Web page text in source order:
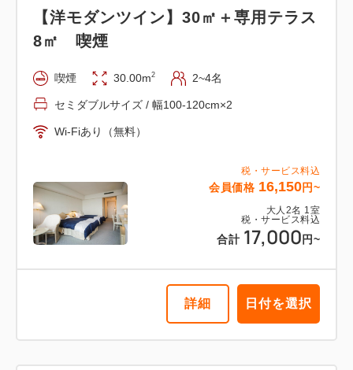
税・サービス料込
19,950 円~
大人2 名 1
税・サービス料込
21,000
【洋モダンツイン】30㎡＋専用テラス
詳細 日付を選択
税・サービス料込
会員価格 16,150円~
大人 2名 1室
税・サービス料込
合計 17,000 円~
【洋モダンツイン】30㎡＋専用テラス
8㎡ 喫煙
喫煙 30.00m2 2~4名
セミダブルサイズ / 幅100-120cm×2
Wi-Fiあり（無料）
詳細 日付を選択